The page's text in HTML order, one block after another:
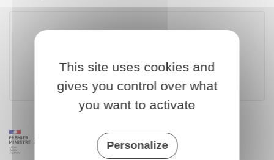
CCI France
This site uses cookies and
gives you control over what
you want to activate
Personalize